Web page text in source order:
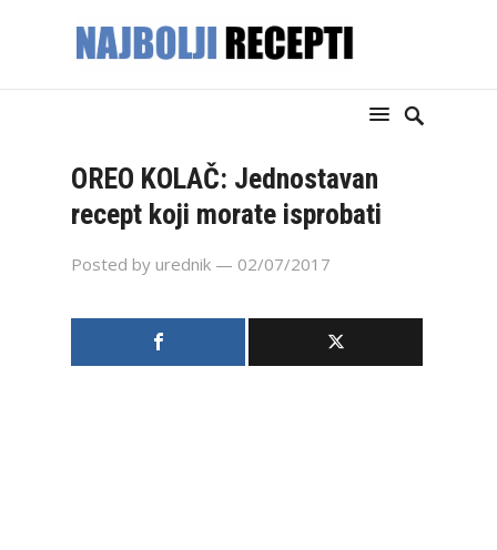
OREO KOLAČ: Jednostavan
recept koji morate isprobati
Posted by urednik — 02/07/2017